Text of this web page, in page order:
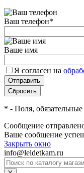
Ваш телефон*
Ваше имя
Я согласен на
* - Поля,
Сообщение
Ваше сообщение
Закрыть окно
info@leldetkam.ru